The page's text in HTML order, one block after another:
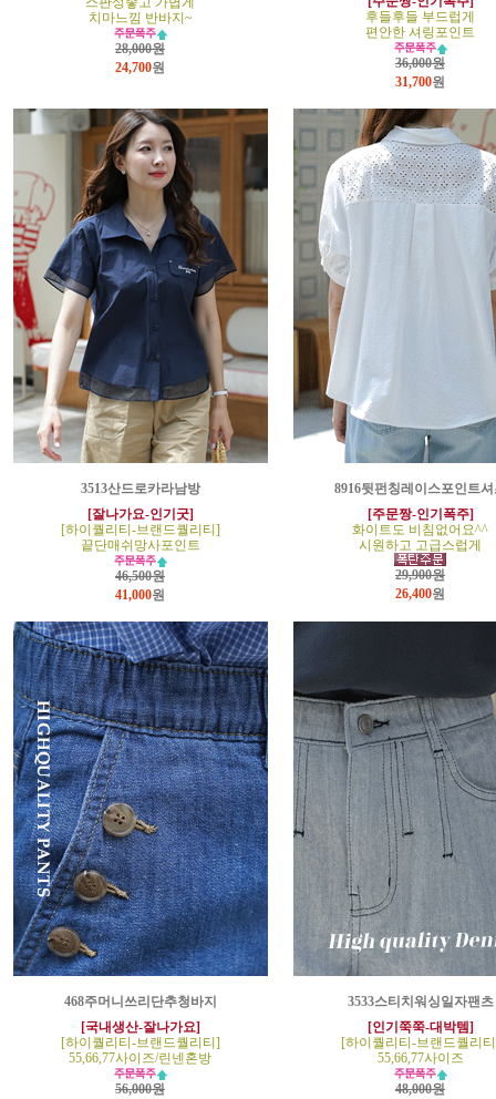
치마느낌 반바지~
28,000원
24,700원
후들후들 부드럽게
편안한 셔링포인트
36,000원
31,700원
3513산드로카라남방
[잘나가요-인기굿]
[하이퀄리티-브랜드퀄리티]
끝단매쉬망사포인트
46,500원
41,000원
8916뒷펀칭레이스포인트셔
[주문짱-인기폭주]
화이트도 비침없어요^^
시원하고 고급스럽게
29,900원
26,400원
468주머니쓰리단추청바지
[국내생산-잘나가요]
[하이퀄리티-브랜드퀄리티]
55,66,77사이즈/린넨혼방
56,000원
3533스티치워싱일자팬츠
[인기쭉쭉-대박템]
[하이퀄리티-브랜드퀄리
55,66,77사이즈
48,000원